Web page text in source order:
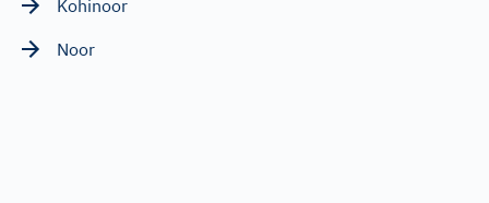
Kohinoor
Noor